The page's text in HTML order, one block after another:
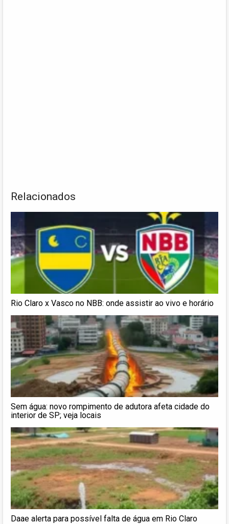
Relacionados
Rio Claro x Vasco no NBB: onde assistir ao vivo e horário
Sem água: novo rompimento de adutora afeta cidade do
interior de SP; veja locais
Daae alerta para possível falta de água em Rio Claro